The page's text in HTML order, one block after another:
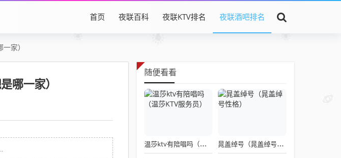
首页 夜联百科 夜联KTV排名 夜联酒吧排名
家）
哪一家）
随便看看
温莎ktv有陪唱吗（温莎KTV服务员） 晁盖绰号（晁盖绰号性格）